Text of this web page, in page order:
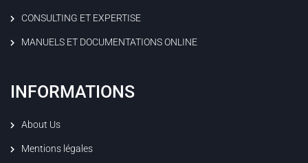
CONSULTING ET EXPERTISE
MANUELS ET DOCUMENTATIONS ONLINE
INFORMATIONS
About Us
Mentions légales